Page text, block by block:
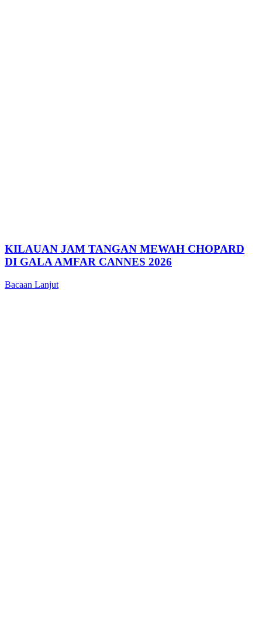
KILAUAN JAM TANGAN MEWAH CHOPARD
DI GALA AMFAR CANNES 2026
Bacaan Lanjut